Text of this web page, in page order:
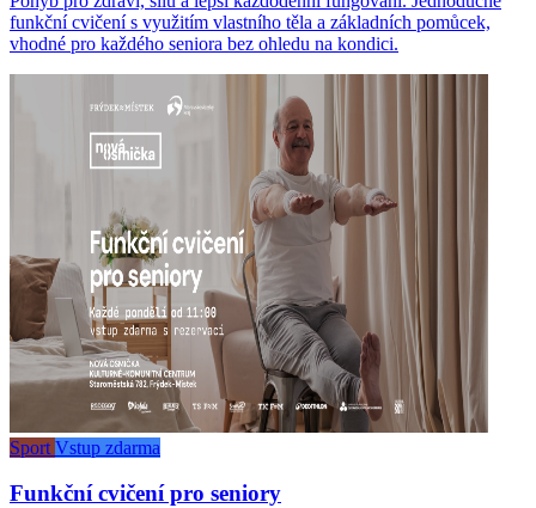
funkční cvičení s využitím vlastního těla a základních pomůcek,
vhodné pro každého seniora bez ohledu na kondici.
Sport Vstup zdarma
Funkční cvičení pro seniory